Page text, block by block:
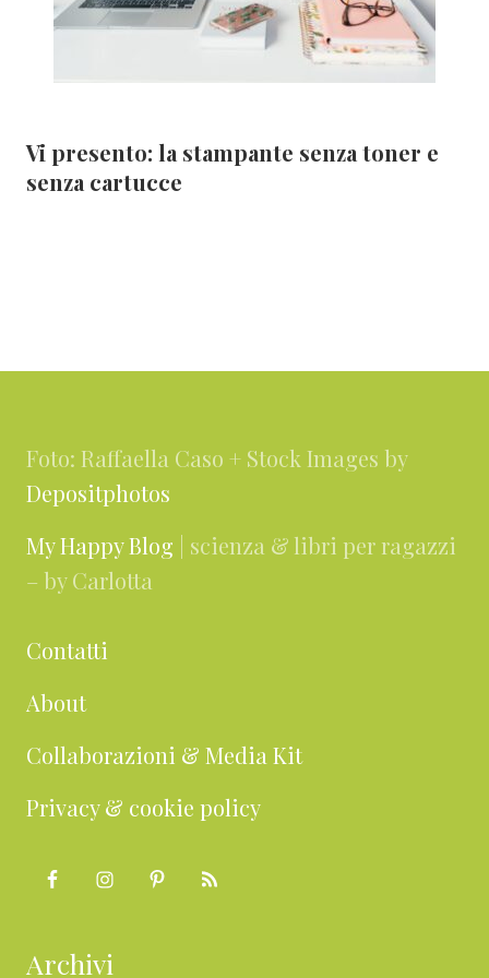
Vi presento: la stampante senza toner e
senza cartucce
Foto: Raffaella Caso + Stock Images by
Depositphotos
My Happy Blog | scienza & libri per ragazzi
– by Carlotta
Contatti
About
Collaborazioni & Media Kit
Privacy & cookie policy
Archivi